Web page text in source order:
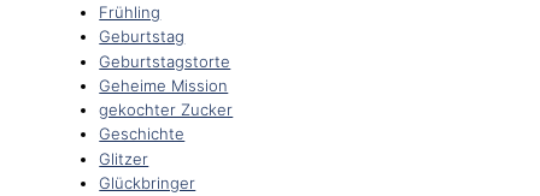
Frühling
Geburtstag
Geburtstagstorte
Geheime Mission
gekochter Zucker
Geschichte
Glitzer
Glückbringer